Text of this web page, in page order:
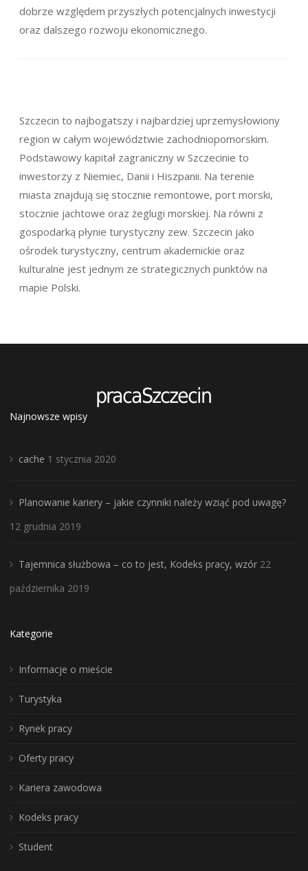
dobrze względem przyszłych potencjalnych inwestycji
oraz dalszego rozwoju ekonomicznego.
Szczecin to najbogatszy i najbardziej uprzemysłowiony
region w całym województwie zachodniopomorskim.
Podstawowy kapitał zagraniczny w Szczecinie to
inwestorzy z Niemiec, Danii i Hiszpanii. Na terenie
miasta znajdują się stocznie remontowe, port morski,
stocznie jachtowe oraz żeglugi morskiej. Na równi z
gospodarką płynie turystyczny zew. Szczecin jako
ośrodek turystyczny, centrum akademickie oraz
kulturalne jest jednym ze strategicznych punktów na
mapie Polski.
Najnowsze wpisy
cache 1 stycznia 2020
Planowanie kariery – jakie czynniki należy wziąć pod uwagę?
12 grudnia 2019
Tajemnica służbowa – co to jest, Kodeks pracy, wzór 22
października 2019
Kategorie
Informacje o mieście
Turystyka
Rynek pracy
Oferty pracy
Kariera zawodowa
Kodeks pracy
Student